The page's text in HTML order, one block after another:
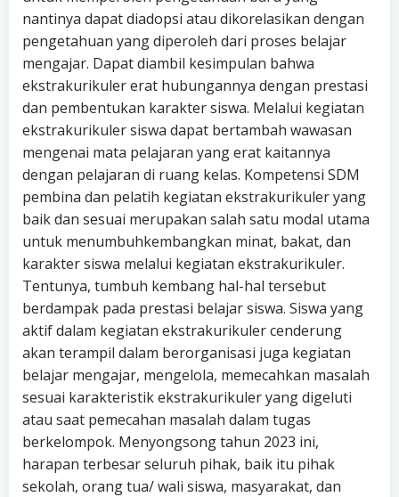
nantinya dapat diadopsi atau dikorelasikan dengan
pengetahuan yang diperoleh dari proses belajar
mengajar. Dapat diambil kesimpulan bahwa
ekstrakurikuler erat hubungannya dengan prestasi
dan pembentukan karakter siswa. Melalui kegiatan
ekstrakurikuler siswa dapat bertambah wawasan
mengenai mata pelajaran yang erat kaitannya
dengan pelajaran di ruang kelas. Kompetensi SDM
pembina dan pelatih kegiatan ekstrakurikuler yang
baik dan sesuai merupakan salah satu modal utama
untuk menumbuhkembangkan minat, bakat, dan
karakter siswa melalui kegiatan ekstrakurikuler.
Tentunya, tumbuh kembang hal-hal tersebut
berdampak pada prestasi belajar siswa. Siswa yang
aktif dalam kegiatan ekstrakurikuler cenderung
akan terampil dalam berorganisasi juga kegiatan
belajar mengajar, mengelola, memecahkan masalah
sesuai karakteristik ekstrakurikuler yang digeluti
atau saat pemecahan masalah dalam tugas
berkelompok. Menyongsong tahun 2023 ini,
harapan terbesar seluruh pihak, baik itu pihak
sekolah, orang tua/ wali siswa, masyarakat, dan